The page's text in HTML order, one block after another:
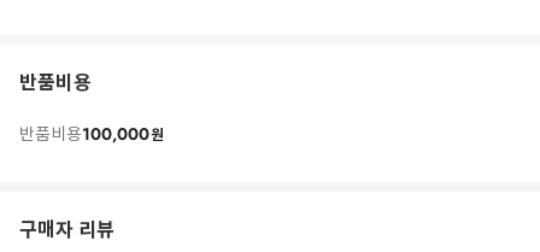
반품비용
반품비용100,000원
구매자 리뷰